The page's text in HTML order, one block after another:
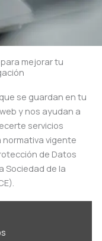
mejorar tu
se guardan en tu
y nos ayudan a
servicios
normativa vigente
de Datos
Sociedad de la